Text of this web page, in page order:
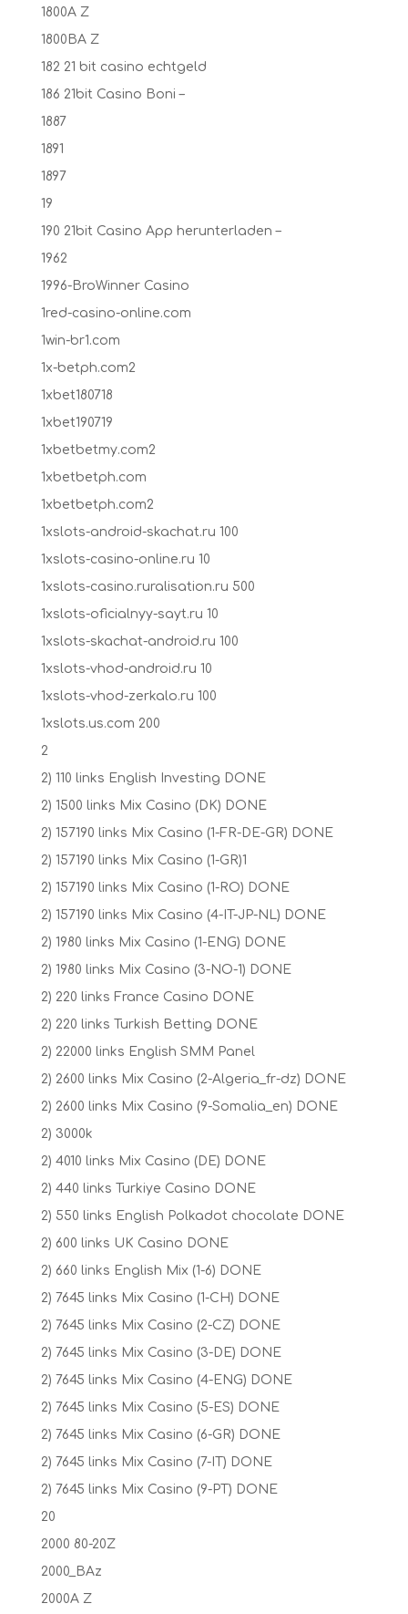
1800A Z
1800BA Z
182 21 bit casino echtgeld
186 21bit Casino Boni –
1887
1891
1897
19
190 21bit Casino App herunterladen –
1962
1996-BroWinner Casino
1red-casino-online.com
1win-br1.com
1x-betph.com2
1xbet180718
1xbet190719
1xbetbetmy.com2
1xbetbetph.com
1xbetbetph.com2
1xslots-android-skachat.ru 100
1xslots-casino-online.ru 10
1xslots-casino.ruralisation.ru 500
1xslots-oficialnyy-sayt.ru 10
1xslots-skachat-android.ru 100
1xslots-vhod-android.ru 10
1xslots-vhod-zerkalo.ru 100
1xslots.us.com 200
2
2) 110 links English Investing DONE
2) 1500 links Mix Casino (DK) DONE
2) 157190 links Mix Casino (1-FR-DE-GR) DONE
2) 157190 links Mix Casino (1-GR)1
2) 157190 links Mix Casino (1-RO) DONE
2) 157190 links Mix Casino (4-IT-JP-NL) DONE
2) 1980 links Mix Casino (1-ENG) DONE
2) 1980 links Mix Casino (3-NO-1) DONE
2) 220 links France Casino DONE
2) 220 links Turkish Betting DONE
2) 22000 links English SMM Panel
2) 2600 links Mix Casino (2-Algeria_fr-dz) DONE
2) 2600 links Mix Casino (9-Somalia_en) DONE
2) 3000k
2) 4010 links Mix Casino (DE) DONE
2) 440 links Turkiye Casino DONE
2) 550 links English Polkadot chocolate DONE
2) 600 links UK Casino DONE
2) 660 links English Mix (1-6) DONE
2) 7645 links Mix Casino (1-CH) DONE
2) 7645 links Mix Casino (2-CZ) DONE
2) 7645 links Mix Casino (3-DE) DONE
2) 7645 links Mix Casino (4-ENG) DONE
2) 7645 links Mix Casino (5-ES) DONE
2) 7645 links Mix Casino (6-GR) DONE
2) 7645 links Mix Casino (7-IT) DONE
2) 7645 links Mix Casino (9-PT) DONE
20
2000 80-20Z
2000_BAz
2000A Z